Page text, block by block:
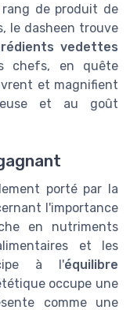
de produit de
le dasheen trouve
vedettes
chefs, en quête
et magnifient
et au goût
porté par la
l'importance
en nutriments
et les
à l'équilibre
occupe une
comme une